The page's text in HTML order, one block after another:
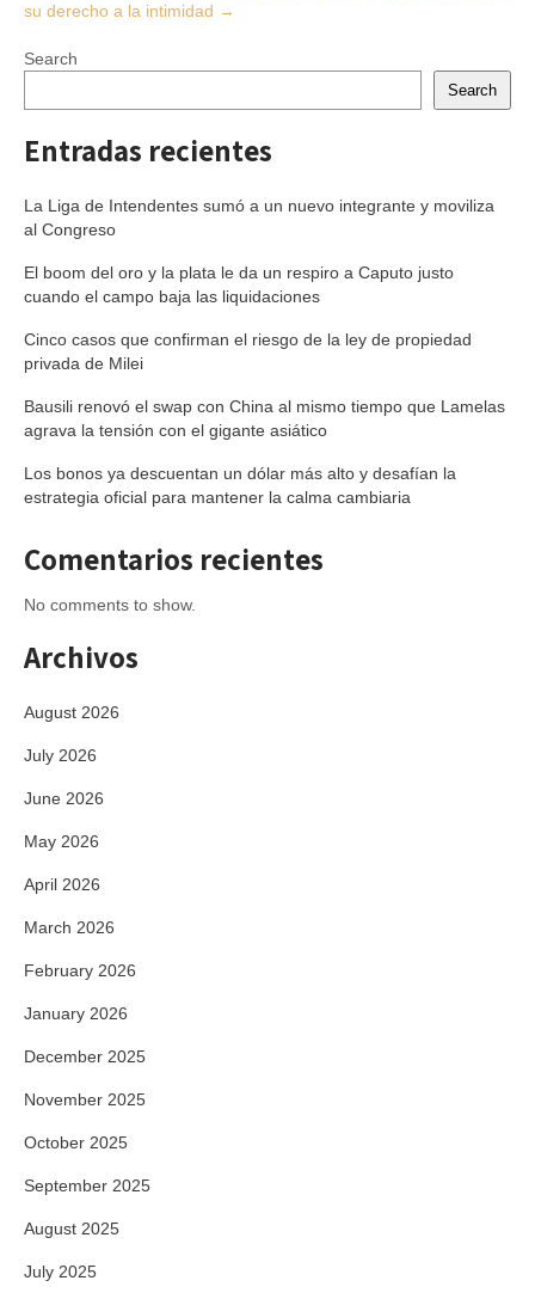
su derecho a la intimidad →
Search
Search
Entradas recientes
La Liga de Intendentes sumó a un nuevo integrante y moviliza
al Congreso
El boom del oro y la plata le da un respiro a Caputo justo
cuando el campo baja las liquidaciones
Cinco casos que confirman el riesgo de la ley de propiedad
privada de Milei
Bausili renovó el swap con China al mismo tiempo que Lamelas
agrava la tensión con el gigante asiático
Los bonos ya descuentan un dólar más alto y desafían la
estrategia oficial para mantener la calma cambiaria
Comentarios recientes
No comments to show.
Archivos
August 2026
July 2026
June 2026
May 2026
April 2026
March 2026
February 2026
January 2026
December 2025
November 2025
October 2025
September 2025
August 2025
July 2025